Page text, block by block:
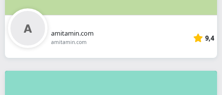
amitamin.com
amitamin.com 9,4